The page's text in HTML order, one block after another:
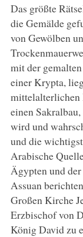
Das größte
die Gemälde
von Gewölben
mit der
einer Krypta,
mittelalterlichen
einen
wird und
und die
Arabische
Ägypten und
Assuan
Großen Kirche
Erzbischof von
König David zu